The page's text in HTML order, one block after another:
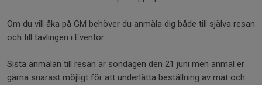
Om du vill åka på GM behöver du anmäla dig både till själva resan
och till tävlingen i Eventor
Sista anmälan till resan är söndagen den 21 juni men anmäl er
gärna snarast möjligt för att underlätta beställning av mat och